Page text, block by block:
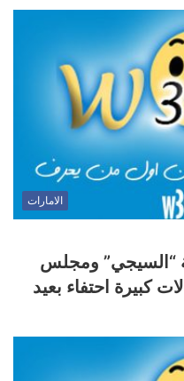
الامارات
“السيجي” ومجلس
كبيرة احتفاء بعيد